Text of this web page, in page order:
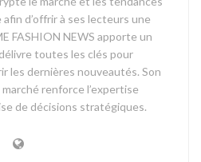
d’offrir à ses lecteurs une
FASHION NEWS apporte un
toutes les clés pour
les dernières nouveautés. Son
renforce l’expertise
de décisions stratégiques.